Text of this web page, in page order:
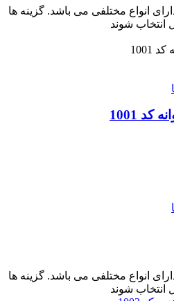
انواع مختلفی می باشد. گزینه ها
شوند
1001
انواع مختلفی می باشد. گزینه ها
شوند